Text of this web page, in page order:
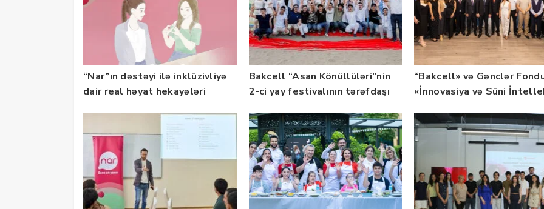
“Nar”ın dəstəyi ilə inklüzivliyə
dair real həyat hekayələri
Bakcell “Asan Könüllüləri”nin
2-ci yay festivalının tərəfdaşı
“Bakcell» və Gənclər
«İnnovasiya və Süni
qalibləri ilə görüş keçirib